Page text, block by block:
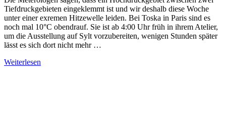
Tiefdruckgebieten eingeklemmt ist und wir deshalb diese Woche
unter einer exremen Hitzewelle leiden. Bei Toska in Paris sind es
noch mal 10°C obendrauf. Sie ist ab 4:00 Uhr früh in ihrem Atelier,
um die Ausstellung auf Sylt vorzubereiten, wenigen Stunden später
lässt es sich dort nicht mehr …
Weiterlesen